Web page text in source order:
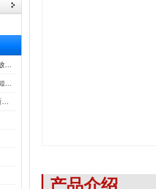
2026年上海维特锐五一劳动节放假通知
2026年上海维特锐春节放假通知及调班安排
2026德国HYDAC贺德克产品新到一批现货